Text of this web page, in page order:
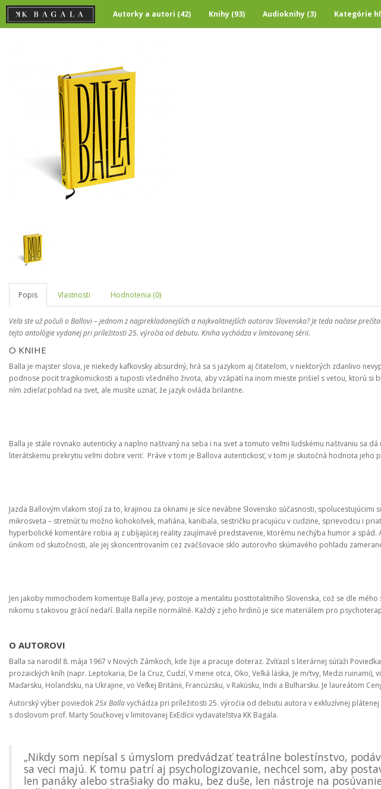
Autorky a autori (42) Knihy (93) Audioknihy (3) Kategórie
Popis Vlastnosti Hodnotenia (0)
Veľa ste už počuli o Ballovi – jednom z najprekladanejších a najkvalitnejších autorov Slovenska? Je teda načase
tejto antológie vydanej pri príležitosti 25. výročia od debutu. Kniha vychádza v limitovanej sérii.
O KNIHE
Balla je majster slova, je niekedy kafkovsky absurdný, hrá sa s jazykom aj čitateľom, v niektorých zdanlivo
podnose pocit tragikomickosti a tuposti všedného života, aby vzápätí na inom mieste prišiel s vetou, ktorú si
ním zdieľať pohľad na svet, ale musíte uznať, že jazyk ovláda brilantne.
Balla je stále rovnako autenticky a naplno naštvaný na seba i na svet a tomuto veľmi ľudskému naštvaniu sa
literátskemu prekrytiu veľmi dobre veriť. Práve v tom je Ballova autentickosť, v tom je skutočná hodnota jeho
Jazda Ballovým vlakom stojí za to, krajinou za oknami je síce nevábne Slovensko súčasnosti, spolucestujúcimi
mikrosveta – stretnúť tu možno kohokoľvek, mafiána, kanibala, sestričku pracujúcu v cudzine, sprievodcu i
hyperbolické komentáre robia aj z ubíjajúcej reality zaujímavé predstavenie, ktorému nechýba humor a spád.
únikom od skutočnosti, ale jej skoncentrovaním cez zväčšovacie sklo autorovho skúmavého pohľadu
Jen jakoby mimochodem komentuje Balla jevy, postoje a mentalitu posttotalitního Slovenska, což se dle
nikomu s takovou grácií nedaří. Balla nepíše normálně. Každý z jeho hrdinů je sice materiálem pro
O AUTOROVI
Balla sa narodil 8. mája 1967 v Nových Zámkoch, kde žije a pracuje doteraz. Zvíťazil s literárnej súťaži
prozaických kníh (napr. Leptokaria, De la Cruz, Cudzí, V mene otca, Oko, Veľká láska, Je mŕtvy, Medzi ruinami),
Maďarsku, Holandsku, na Ukrajine, vo Veľkej Británii, Francúzsku, v Rakúsku, Indii a Bulharsku. Je laureátom
Autorský výber poviedok25x Ballavychádza pri príležitosti 25. výročia od debutu autora v exkluzívnej
s doslovom prof. Marty Součkovej v limitovanej ExEdícii vydavateľstva KK Bagala.
„Nikdy som nepísal s úmyslom predvádzať teatrálne bolestínstvo,
sa veci majú. K tomu patrí aj psychologizovanie, nechcel som, aby
len panáky alebo strašiaky do maku, bez duše, len nástroje na